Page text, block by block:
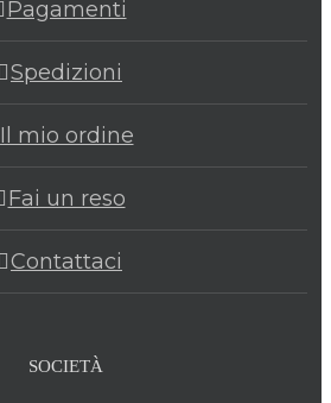
Pagamenti
Spedizioni
Il mio ordine
Fai un reso
Contattaci
SOCIETÀ